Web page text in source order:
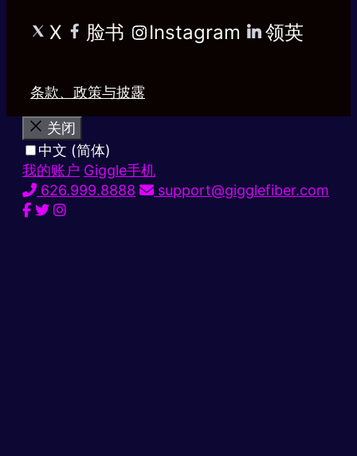
X 脸书 Instagram 领英
条款、政策与披露
关闭
中文 (简体)
我的账户 Giggle手机
626.999.8888
support@gigglefiber.com